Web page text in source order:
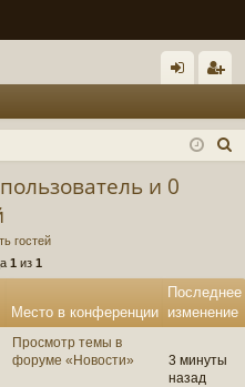
д ис
и 0
гостей
1 из 1
Место в конференции
Последнее
изменение
Просмотр темы в
форуме «Новости»
3 минуты
назад